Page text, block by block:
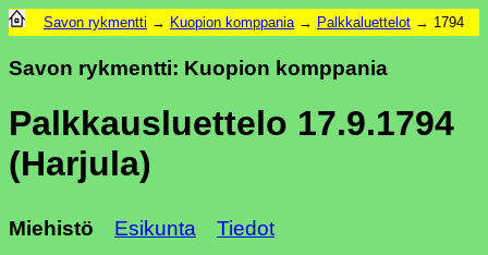
Savon rykmentti → Kuopion komppania→ Palkkaluettelot → 1794
Savon rykmentti: Kuopion komppania
Palkkausluettelo 17.9.1794
(Harjula)
Miehistö Esikunta Tiedot